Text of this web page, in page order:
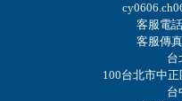
客服電
客服傳
台
100台北市中
台